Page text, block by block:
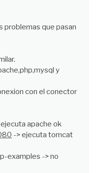
problemas que pasan
y
con el conector
apache ok
-> ejecuta tomcat
examples -> no